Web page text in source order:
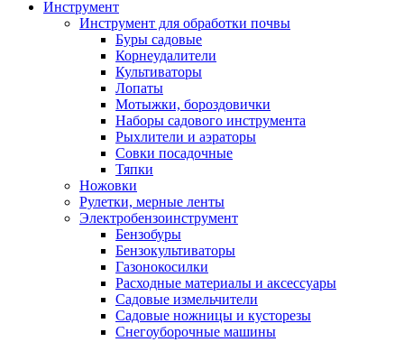
Инструмент
Инструмент для обработки почвы
Буры садовые
Корнеудалители
Культиваторы
Лопаты
Мотыжки, бороздовички
Наборы садового инструмента
Рыхлители и аэраторы
Совки посадочные
Тяпки
Ножовки
Рулетки, мерные ленты
Электробензоинструмент
Бензобуры
Бензокультиваторы
Газонокосилки
Расходные материалы и аксессуары
Садовые измельчители
Садовые ножницы и кусторезы
Снегоуборочные машины